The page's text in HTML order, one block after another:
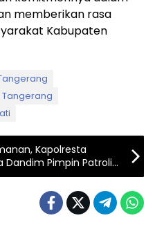
memberikan rasa
Kabupaten
Tangerang
Kapolresta
Dandim Pimpin Patroli